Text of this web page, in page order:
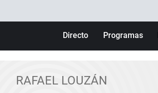
Directo Programas
Julia en la onda
RAFAEL LOUZÁN